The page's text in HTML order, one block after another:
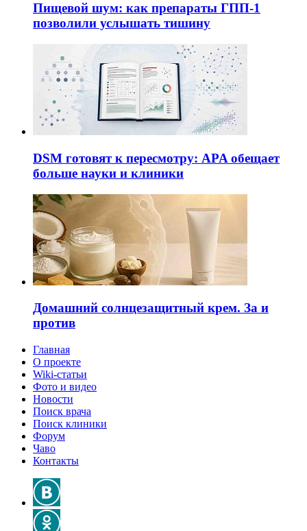
Пищевой шум: как препараты ГПП-1
позволили услышать тишину
DSM готовят к пересмотру: APA обещает
больше науки и клиники
Домашний солнцезащитный крем. За и
против
Главная
О проекте
Wiki-статьи
Фото и видео
Новости
Поиск врача
Поиск клиники
Форум
Чаво
Контакты